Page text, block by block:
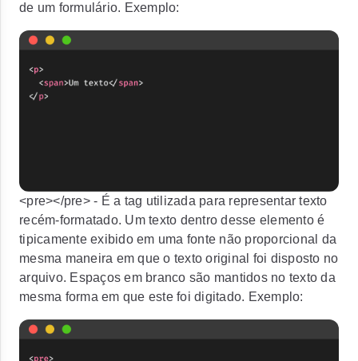
de um formulário. Exemplo:
<pre></pre>- É a tag utilizada para representar texto
recém-formatado. Um texto dentro desse elemento é
tipicamente exibido em uma fonte não proporcional da
mesma maneira em que o texto original foi disposto no
arquivo. Espaços em branco são mantidos no texto da
mesma forma em que este foi digitado. Exemplo: